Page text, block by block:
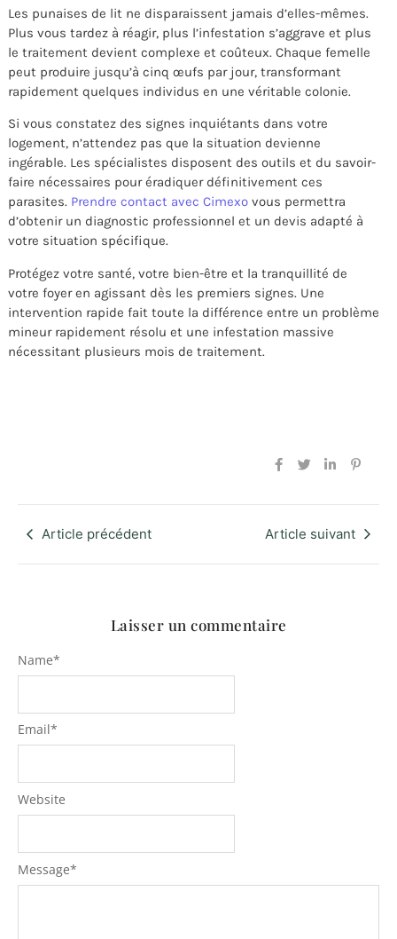
Les punaises de lit ne disparaissent jamais d’elles-mêmes.
Plus vous tardez à réagir, plus l’infestation s’aggrave et plus
le traitement devient complexe et coûteux. Chaque femelle
peut produire jusqu’à cinq œufs par jour, transformant
rapidement quelques individus en une véritable colonie.
Si vous constatez des signes inquiétants dans votre
logement, n’attendez pas que la situation devienne
ingérable. Les spécialistes disposent des outils et du savoir-
faire nécessaires pour éradiquer définitivement ces
parasites. Prendre contact avec Cimexo vous permettra
d’obtenir un diagnostic professionnel et un devis adapté à
votre situation spécifique.
Protégez votre santé, votre bien-être et la tranquillité de
votre foyer en agissant dès les premiers signes. Une
intervention rapide fait toute la différence entre un problème
mineur rapidement résolu et une infestation massive
nécessitant plusieurs mois de traitement.
Article précédent Article suivant
Laisser un commentaire
Message*
Name*
Email*
Website